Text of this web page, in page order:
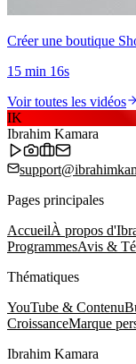
Créer une boutique
15 min 16s
Voir toutes les vidéos
IK
Ibrahim Kamara
Pages principales
AccueilÀ propos
ProgrammesAvis &
Thématiques
YouTube & Contenu
CroissanceMarque
Ibrahim Kamara